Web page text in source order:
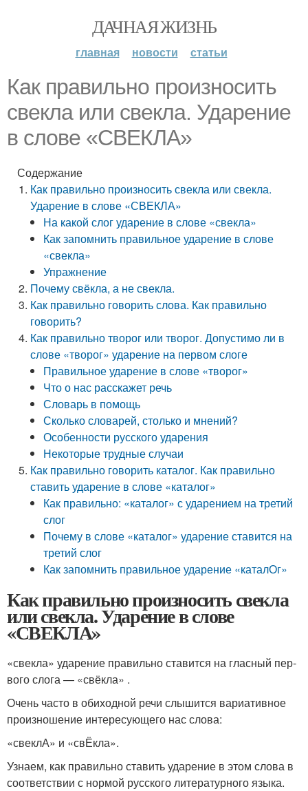
ДАЧНАЯ ЖИЗНЬ
главная новости статьи
Как правильно произносить
свекла или свекла. Ударение
в слове «СВЕКЛА»
Содержание
Как правильно произносить свекла или свекла.
Ударение в слове «СВЕКЛА»
На какой слог ударение в слове «свекла»
Как запомнить правильное ударение в слове
«свекла»
Упражнение
Почему свёкла, а не свекла.
Как правильно говорить слова. Как правильно
говорить?
Как правильно творог или творог. Допустимо ли в
слове «творог» ударение на первом слоге
Правильное ударение в слове «творог»
Что о нас расскажет речь
Словарь в помощь
Сколько словарей, столько и мнений?
Особенности русского ударения
Некоторые трудные случаи
Как правильно говорить каталог. Как правильно
ставить ударение в слове «каталог»
Как правильно: «каталог» с ударением на третий
слог
Почему в слове «каталог» ударение ставится на
третий слог
Как запомнить правильное ударение «каталОг»
Как правильно произносить свекла
или свекла. Ударение в слове
«СВЕКЛА»
«свек­ла» уда­ре­ние пра­виль­но ста­вит­ся на глас­ный пер­
во­го сло­га — «свёк­ла» .
Очень часто в оби­ход­ной речи слы­шит­ся вари­а­тив­ное
про­из­но­ше­ние инте­ре­су­ю­ще­го нас сло­ва:
«свеклА» и «свЁкла».
Узнаем, как пра­виль­но ста­вить уда­ре­ние в этом сло­ва в
соот­вет­ствии с нор­мой рус­ско­го лите­ра­тур­но­го язы­ка.